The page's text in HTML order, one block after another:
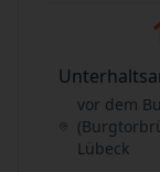
vor dem
Lübeck